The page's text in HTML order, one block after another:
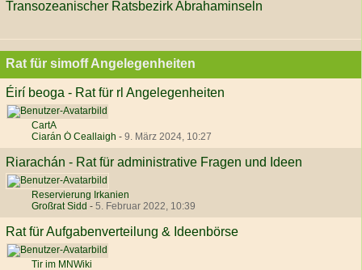
Transozeanischer Ratsbezirk Abrahaminseln
Rat für simoff Angelegenheiten
Éirí beoga - Rat für rl Angelegenheiten
CartA
Ciarán Ó Ceallaigh - 9. März 2024, 10:27
Riarachán - Rat für administrative Fragen und Ideen
Reservierung Irkanien
Großrat Sidd - 5. Februar 2022, 10:39
Rat für Aufgabenverteilung & Ideenbörse
Tir im MNWiki